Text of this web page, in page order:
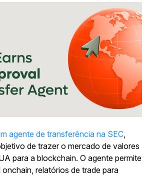
agente de transferência na SEC,
de trazer o mercado de valores
para a blockchain. O agente permite
relatórios de trade para